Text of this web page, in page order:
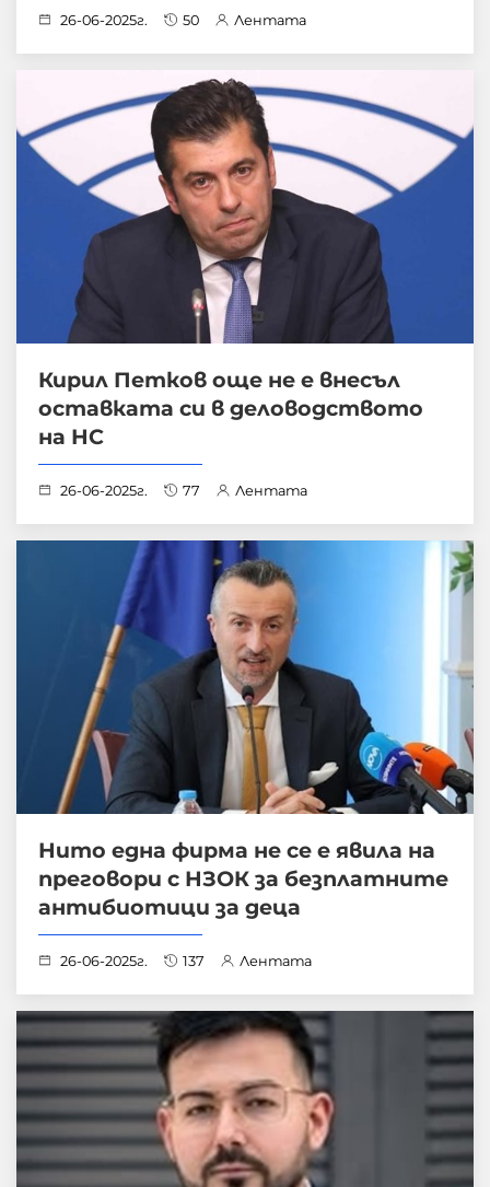
26-06-2025г. 50 Лентата
Кирил Петков още не е внесъл
оставката си в деловодството
на НС
26-06-2025г. 77 Лентата
Нито една фирма не се е явила на
преговори с НЗОК за безплатните
антибиотици за деца
26-06-2025г. 137 Лентата